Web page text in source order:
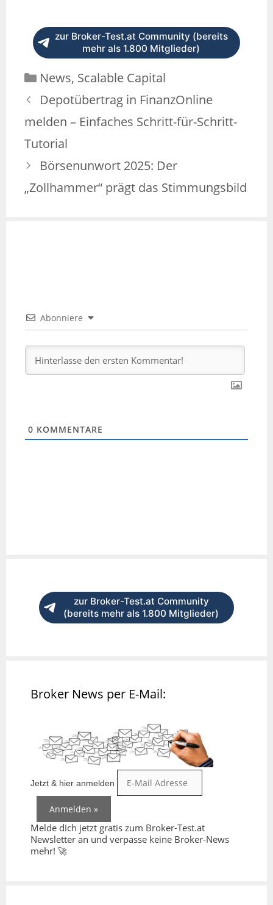
zur Broker-Test.at Community (bereits
mehr als 1.800 Mitglieder)
News, Scalable Capital
Depotübertrag in FinanzOnline
melden – Einfaches Schritt-für-Schritt-
Tutorial
Börsenunwort 2025: Der
„Zollhammer“ prägt das Stimmungsbild
Abonniere
0 KOMMENTARE
zur Broker-Test.at Community
(bereits mehr als 1.800 Mitglieder)
Broker News per E-Mail:
Jetzt & hier anmelden
Melde dich jetzt gratis zum Broker-Test.at
Newsletter an und verpasse keine Broker-News
mehr! 🚀